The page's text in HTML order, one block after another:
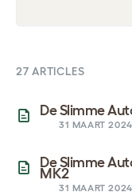
27 ARTICLES
De Slimme
31 MAART 2024
De Slimme
MK2
31 MAART 2024